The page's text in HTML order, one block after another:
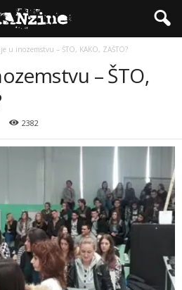
u inozemstvu – ŠTO, KAKO, ZAŠTO?
– ŠTO,
2382